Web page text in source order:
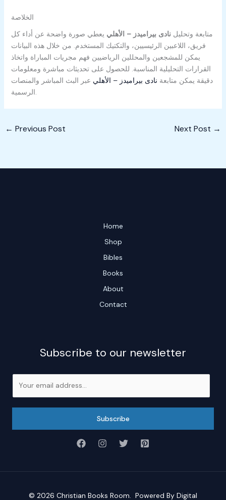
الخلاصة
متابعة وتحليلنادى بيراميدز – الأهلي يعطي صورة واضحة عن أداء كل
فريق، اللاعبين الرئيسيين، والتكتيك المستخدم. من خلال هذه البيانات
يمكن للمشجعين والمحللين الرياضيين فهم مجريات المباراة واتخاذ
القرارات التحليلية المناسبة. للحصول على تحديثات مباشرة ومعلومات
دقيقة يمكن متابعة نادى بيراميدز – الأهلي عبر البث المباشر والمنصات
← Previous Post Next Post →
Home
Shop
Bibles
Books
About
Contact
Subscribe to our newsletter
Subscribe
© 2026 Christian Books Room. Powered By Digital